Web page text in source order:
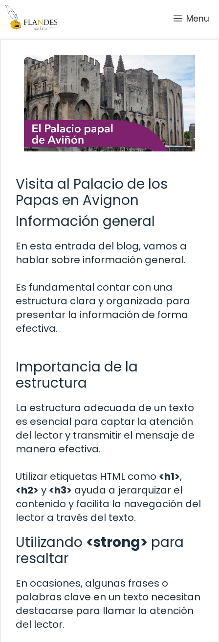
Saltar
contenido
Menu
Visita al Palacio de los
Papas en Avignon
Información general
En esta entrada del blog, vamos a
hablar sobre información general.
Es fundamental contar con una
estructura clara y organizada para
presentar la información de forma
efectiva.
Importancia de la
estructura
La estructura adecuada de un texto
es esencial para captar la atención
del lector y transmitir el mensaje de
manera efectiva.
Utilizar etiquetas HTML como <h1>,
<h2> y <h3> ayuda a jerarquizar el
contenido y facilita la navegación del
lector a través del texto.
Utilizando <strong> para
resaltar
En ocasiones, algunas frases o
palabras clave en un texto necesitan
destacarse para llamar la atención
del lector.